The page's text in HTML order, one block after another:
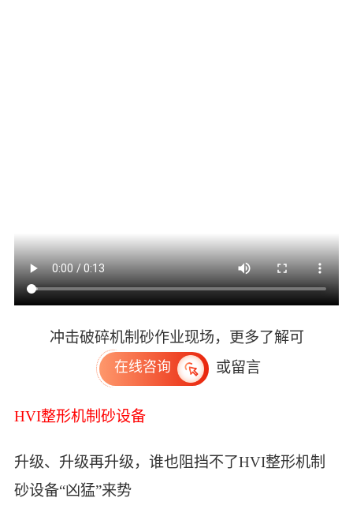
冲击破碎机制砂作业现场，更多了解可
在线咨询 或留言
HVI整形机制砂设备
升级、升级再升级，谁也阻挡不了HVI整形机制
砂设备“凶猛”来势